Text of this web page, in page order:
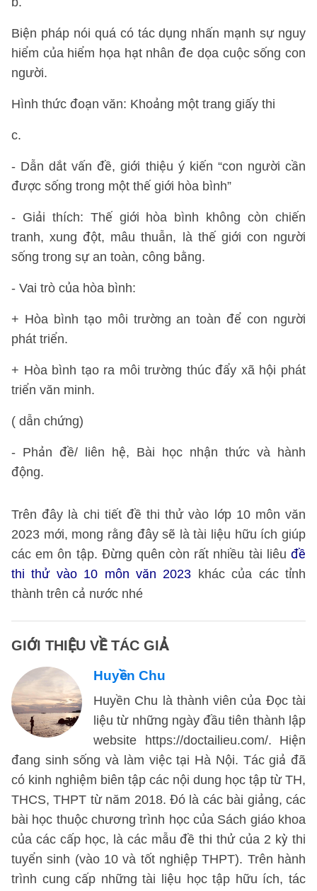
Biện pháp nói quá có tác dụng nhấn mạnh sự nguy
hiểm của hiểm họa hạt nhân đe dọa cuộc sống con
người.
Hình thức đoạn văn: Khoảng một trang giấy thi
c.
- Dẫn dắt vấn đề, giới thiệu ý kiến “con người cần
được sống trong một thế giới hòa bình”
- Giải thích: Thế giới hòa bình không còn chiến
tranh, xung đột, mâu thuẫn, là thế giới con người
sống trong sự an toàn, công bằng.
- Vai trò của hòa bình:
+ Hòa bình tạo môi trường an toàn để con người
phát triển.
+ Hòa bình tạo ra môi trường thúc đẩy xã hội phát
triển văn minh.
( dẫn chứng)
- Phản đề/ liên hệ, Bài học nhận thức và hành
động.
Trên đây là chi tiết đề thi thử vào lớp 10 môn văn
2023 mới, mong rằng đây sẽ là tài liệu hữu ích giúp
các em ôn tập. Đừng quên còn rất nhiều tài liêu đề
thi thử vào 10 môn văn 2023 khác của các tỉnh
thành trên cả nước nhé
GIỚI THIỆU VỀ TÁC GIẢ
Huyền Chu
Huyền Chu là thành viên của Đọc tài
liệu từ những ngày đầu tiên thành lập
website https://doctailieu.com/. Hiện
đang sinh sống và làm việc tại Hà Nội. Tác giả đã
có kinh nghiệm biên tập các nội dung học tập từ TH,
THCS, THPT từ năm 2018. Đó là các bài giảng, các
bài học thuộc chương trình học của Sách giáo khoa
của các cấp học, là các mẫu đề thi thử của 2 kỳ thi
tuyển sinh (vào 10 và tốt nghiệp THPT). Trên hành
trình cung cấp những tài liệu học tập hữu ích, tác